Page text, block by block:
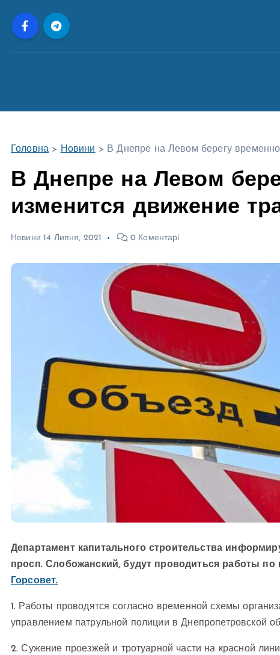
Головна > Новини > В Днепре на Левом берегу
В Днепре на Левом
изменится движение
Новини 14 Липня, 2021 0 Коментарі
Департамент капитального строительства
просп. Слобожанский, будут проводиться работы
Горсовет.
1. Работы проводятся согласно временной схемы
управлением патрульной полиции в Днепропетровской
2. Сужение проезжей и тротуарной части на красной